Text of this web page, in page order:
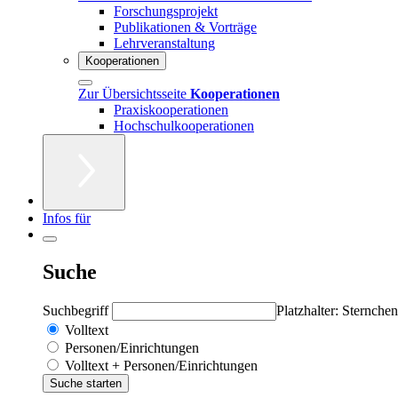
Forschungsprojekt
Publikationen & Vorträge
Lehrveranstaltung
Kooperationen
Zur Übersichtsseite Kooperationen
Praxiskooperationen
Hochschulkooperationen
Infos für
Suche
Suchbegriff
Platzhalter:
Volltext
Personen/Einrichtungen
Volltext + Personen/Einrichtungen